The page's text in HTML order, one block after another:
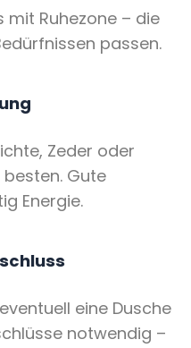
Ruhezone – die
passen.
Zeder oder
Gute
Energie.
eine Dusche
notwendig –